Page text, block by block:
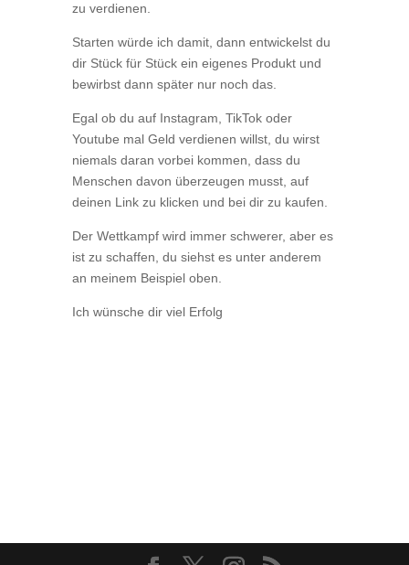
zu verdienen.
Starten würde ich damit, dann entwickelst du
dir Stück für Stück ein eigenes Produkt und
bewirbst dann später nur noch das.
Egal ob du auf Instagram, TikTok oder
Youtube mal Geld verdienen willst, du wirst
niemals daran vorbei kommen, dass du
Menschen davon überzeugen musst, auf
deinen Link zu klicken und bei dir zu kaufen.
Der Wettkampf wird immer schwerer, aber es
ist zu schaffen, du siehst es unter anderem
an meinem Beispiel oben.
Ich wünsche dir viel Erfolg